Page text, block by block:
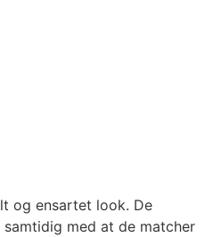
og ensartet look. De
med at de matcher